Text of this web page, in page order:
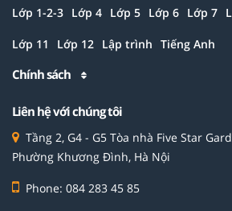
Lớp 1-2-3 Lớp 4 Lớp 5 Lớp 6 Lớp 7
Lớp 11 Lớp 12 Lập trình Tiếng Anh
Chính sách
Liên hệ với chúng tôi
Tầng 2, G4 - G5 Tòa nhà Five Star
Phường Khương Đình, Hà Nội
Phone: 084 283 45 85